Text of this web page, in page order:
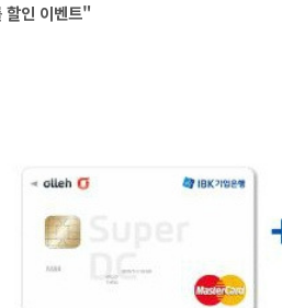
할인 이벤트"